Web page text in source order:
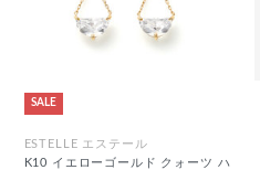
SALE
ESTELLE エステール
K10 イエローゴールド クォーツ ハ